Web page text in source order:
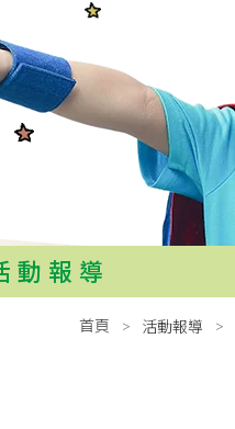
動報導
首頁 活動報導